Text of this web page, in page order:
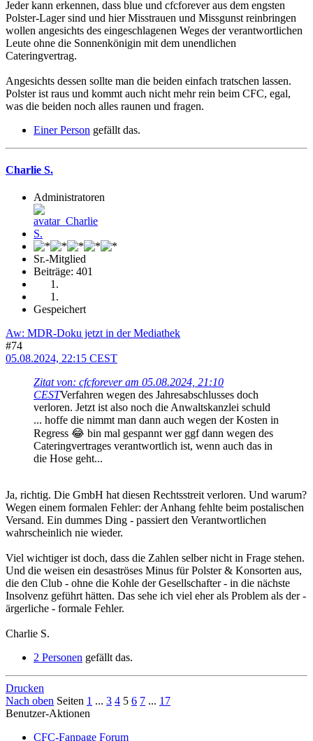
Jeder kann erkennen, dass blue und cfcforever aus dem engsten
Polster-Lager sind und hier Misstrauen und Missgunst reinbringen
wollen angesichts des eingeschlagenen Weges der verantwortlichen
Leute ohne die Sonnenkönigin mit dem unendlichen
Cateringvertrag.
Angesichts dessen sollte man die beiden einfach tratschen lassen.
Polster ist raus und kommt auch nicht mehr rein beim CFC, egal,
was die beiden noch alles raunen und fragen.
Einer Person gefällt das.
Charlie S.
Administratoren
Sr.-Mitglied
Beiträge: 401
Gespeichert
Aw: MDR-Doku jetzt in der Mediathek
#74
05.08.2024, 22:15 CEST
Zitat von: cfcforever am 05.08.2024, 21:10
CESTVerfahren wegen des Jahresabschlusses doch
verloren. Jetzt ist also noch die Anwaltskanzlei schuld
... hoffe die nimmt man dann auch wegen der Kosten in
Regress 😂 bin mal gespannt wer ggf dann wegen des
Cateringvertrages verantwortlich ist, wenn auch das in
die Hose geht...
Ja, richtig. Die GmbH hat diesen Rechtsstreit verloren. Und warum?
Wegen einem formalen Fehler: der Anhang fehlte beim postalischen
Versand. Ein dummes Ding - passiert den Verantwortlichen
wahrscheinlich nie wieder.
Viel wichtiger ist doch, dass die Zahlen selber nicht in Frage stehen.
Und die weisen ein desaströses Minus für Polster & Konsorten aus,
die den Club - ohne die Kohle der Gesellschafter - in die nächste
Insolvenz geführt hätten. Das sehe ich viel eher als Problem als der -
ärgerliche - formale Fehler.
Charlie S.
2 Personen gefällt das.
Drucken
Nach oben Seiten 1 ... 3 4 5 6 7 ... 17
Benutzer-Aktionen
CFC-Fanpage Forum